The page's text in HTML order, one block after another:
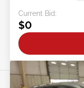
Current Bid:
$0